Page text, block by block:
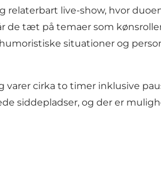
relaterbart live-show, hvor
de tæt på temaer som
situationer og
cirka to timer inklusive
siddepladser, og der er